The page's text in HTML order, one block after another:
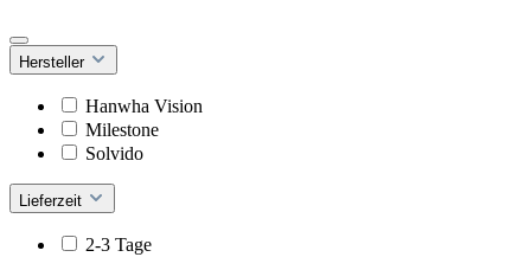
Hersteller
Hanwha Vision
Milestone
Solvido
Lieferzeit
2-3 Tage